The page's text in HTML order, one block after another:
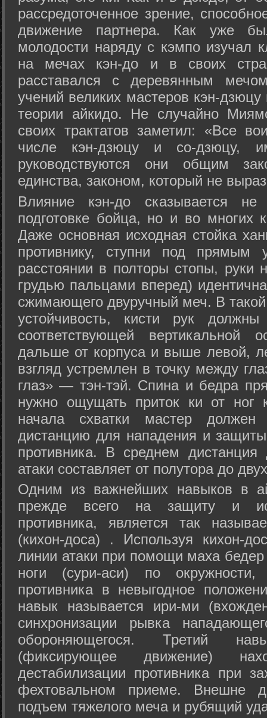
рассредоточенное зрение,
движение партнера. Как уже
молодости наряду с кэмпо изучал
на мечах кэн-до и в своих
расставался с деревянным
учений великих мастеров кэн-
теории айкидо. Не случайно
своих трактатов заметил: «Все
числе кэн-дзюцу и со-дзюцу,
руководствуются они общим
единства, законом, который не
Влияние кэн-до сказывается не
подготовке бойца, но и во многих
Даже основная исходная стойка
противнику, ступни под прямым
расстоянии в полторы стопы, руки
грудью пальцами вперед)
сжимающего двуручный меч. В
устойчивость, кисти рук
соответствующей
дальше от корпуса и выше левой,
взгляд устремлен в точку между
глаз» — тэн-тэй. Спина и бедра
нужно ощущать приток ки от
начала схватки мастер должен
дистанцию для нападения и
противника. В среднем
атаки составляет от полутора до
Одним из важнейших навыков в
прежде всего на защиту и
противника, является так
(кихон-доса) . Используя кихон-
линии атаки при помощи маха
ноги (сури-аси) по
противника в невыгодное
навык называется ири-ми
синхронизации рывка
обороняющегося. Третий
(фиксирующее движение)
дестабилизации противника при
фехтовальном приеме. Внешне
подъем тяжелого меча и рубящий